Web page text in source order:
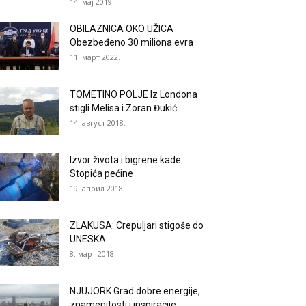
OBILAZNICA OKO UŽICA
Obezbeđeno 30 miliona evra
11. март 2022.
TOMETINO POLJE Iz Londona
stigli Melisa i Zoran Đukić
14. август 2018.
Izvor života i bigrene kade
Stopića pećine
19. април 2018.
ZLAKUSA: Crepuljari stigoše do
UNESKA
8. март 2018.
NJUJORK Grad dobre energije,